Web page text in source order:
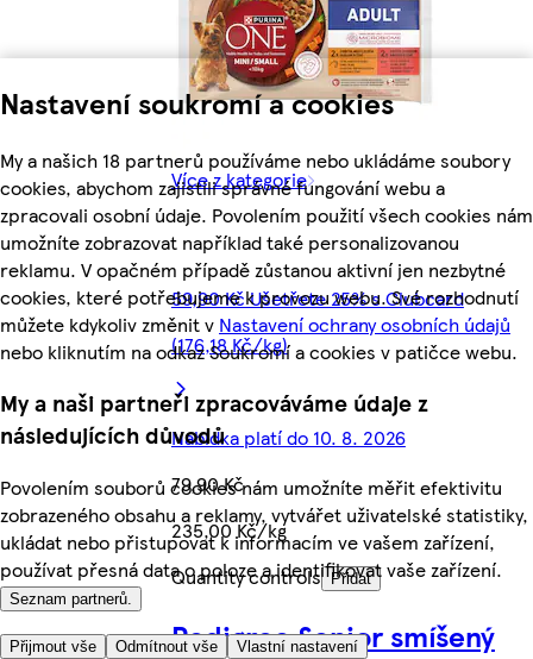
Nastavení soukromí a cookies
My a našich 18 partnerů používáme nebo ukládáme soubory
cookies, abychom zajistili správné fungování webu a
zpracovali osobní údaje. Povolením použití všech cookies nám
umožníte zobrazovat například také personalizovanou
reklamu. V opačném případě zůstanou aktivní jen nezbytné
cookies, které potřebujeme k provozu webu. Své rozhodnutí
můžete kdykoliv změnit v Nastavení ochrany osobních údajů
nebo kliknutím na odkaz Soukromí a cookies v patičce webu.
My a naši partneři zpracováváme údaje z
následujících důvodů
Povolením souborů cookies nám umožníte měřit efektivitu
zobrazeného obsahu a reklamy, vytvářet uživatelské statistiky,
ukládat nebo přistupovat k informacím ve vašem zařízení,
používat přesná data o poloze a identifikovat vaše zařízení.
Seznam partnerů.
Přijmout vše Odmítnout vše Vlastní nastavení
Více z kategorie
59,90 Kč Ušetřete 25% s Clubcard
(176,18 Kč/kg)
Nabídka platí do 10. 8. 2026
79,90 Kč
235,00 Kč/kg
Quantity controls
Přidat
Pedigree Senior smíšený